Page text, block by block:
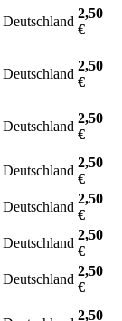
Deutschland
2,50
€
Deutschland
2,50
€
Deutschland
2,50
€
Deutschland
2,50
€
Deutschland
2,50
€
Deutschland
2,50
€
Deutschland
2,50
€
2,50